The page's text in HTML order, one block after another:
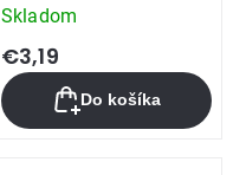
Skladom
€3,19
Do košíka